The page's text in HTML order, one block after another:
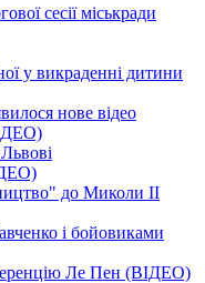
сесії міськради
у викраденні дитини
нове відео
до Миколи ІІ
і бойовиками
Ле Пен (ВІДЕО)